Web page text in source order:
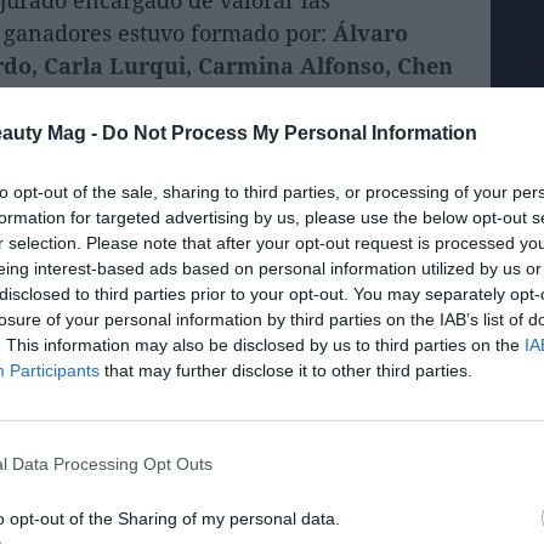
Mag - Do Not Process My Personal Information
opt-out of the sale, sharing to third parties, or processing of your
for targeted advertising by us, please use the below opt-out
selection. Please note that after your opt-out request is processed
interest-based ads based on personal information utilized by us
to third parties prior to your opt-out. You may separately
of your personal information by third parties on the IAB’s list of
This information may also be disclosed by us to third parties on the
Participants that may further disclose it to other third parties.
Data Processing Opt Outs
opt-out of the Sharing of my personal data.
estuvo formado por: Álvaro
Carla Lurqui, Carmina Alfonso, Chen
Castro, David Tomás, Gabriele
Prats, Jaime del Valle, Joan Puaté, José
Luis Rodríguez, María Plaza, Marta
Arias, Olga Tarín, Ramon Montanera,
Rodríguez, Sara Jiménez y Sergi Parra.
los ganadores, segundos y terceros
de esta edición, que abarcan ámbitos como
de marketing digital, innovación
formación online, talento, influencia y
2026
del sector